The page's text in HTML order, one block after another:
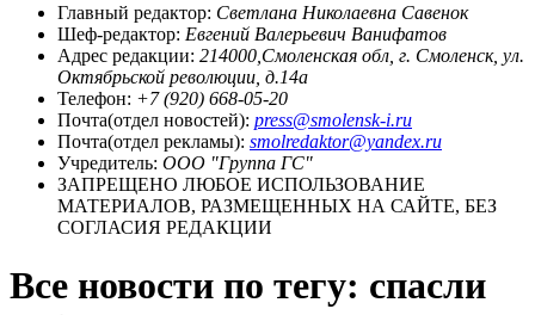
Главный редактор: Светлана Николаевна Савенок
Шеф-редактор: Евгений Валерьевич Ванифатов
Адрес редакции: 214000,Смоленская обл, г. Смоленск, ул.
Октябрьской революции, д.14а
Телефон: +7 (920) 668-05-20
Почта(отдел новостей): press@smolensk-i.ru
Почта(отдел рекламы): smolredaktor@yandex.ru
Учредитель: ООО "Группа ГС"
ЗАПРЕЩЕНО ЛЮБОЕ ИСПОЛЬЗОВАНИЕ
МАТЕРИАЛОВ, РАЗМЕЩЕННЫХ НА САЙТЕ, БЕЗ
СОГЛАСИЯ РЕДАКЦИИ
Все новости по тегу: спасли